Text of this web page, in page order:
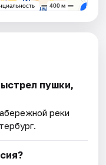
пушки,
реки